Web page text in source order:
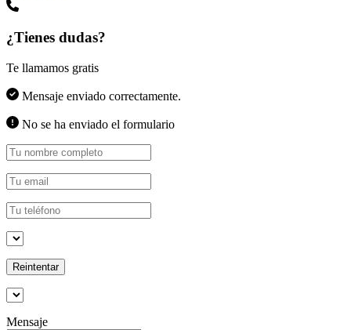
¿Tienes dudas?
Te llamamos gratis
Mensaje enviado correctamente.
No se ha enviado el formulario
Reintentar
Mensaje